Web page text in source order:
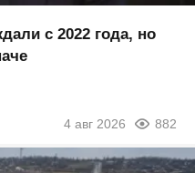
с 2022 года, но
4 авг 2026 882